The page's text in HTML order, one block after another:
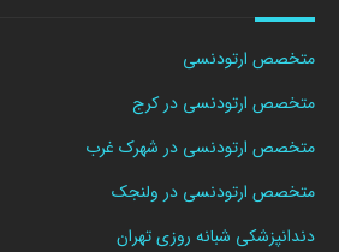
متخصص ارتودنسی
متخصص ارتودنسی در کرج
متخصص ارتودنسی در شهرک غرب
متخصص ارتودنسی در ولنجک
دندانپزشکی شبانه روزی تهران